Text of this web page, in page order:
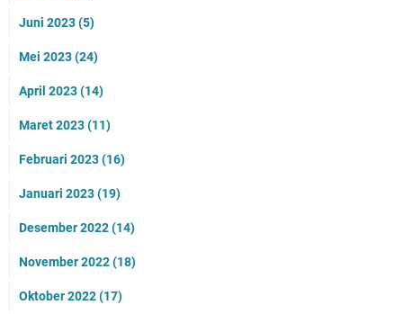
Juni 2023(5)
Mei 2023(24)
April 2023(14)
Maret 2023(11)
Februari 2023(16)
Januari 2023(19)
Desember 2022(14)
November 2022(18)
Oktober 2022(17)